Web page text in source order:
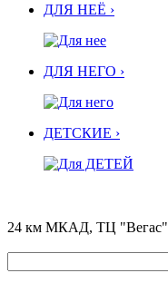
ДЛЯ НЕЁ ›
ДЛЯ НЕГО ›
ДЕТСКИЕ ›
24 км МКАД, ТЦ "Вегас"